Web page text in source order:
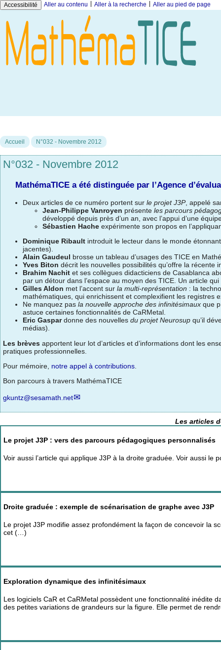
Accessibilité Aller au contenu Aller à la recherche Aller au pied de page
Accueil N°032 - Novembre 2012
N°032 - Novembre 2012
MathémaTICE a été distinguée par l’Agence
Deux articles de ce numéro portent sur le projet J3P, appelé
Jean-Philippe Vanroyen présente les parcours
développé depuis près d’un an, avec l’appui d’une
Sébastien Hache expérimente son propos en
Dominique Ribault introduit le lecteur dans le monde
jacentes).
Alain Gaudeul brosse un tableau d’usages des TICE en
Yves Biton décrit les nouvelles possibilités qu’offre la récente
Brahim Nachit et ses collègues didacticiens de Casablanca
par un détour dans l’espace au moyen des TICE. Un article
Gilles Aldon met l’accent sur la multi-représentation : la
mathématiques, qui enrichissent et complexifient les registres
Ne manquez pas la nouvelle approche des infinitésimaux que
astuce certaines fonctionnalités de CaRMetal.
Eric Gaspardonne des nouvelles du projet Neurosup qu’il
médias).
Les brèves apportent leur lot d’articles et d’informations dont les
pratiques professionnelles.
Pour mémoire, notre appel à contributions
Bon parcours à travers MathémaTICE
gkuntz@sesamath.net
Les articles
Le projet J3P : vers des parcours pédagogiques personnalisés
Voir aussi l’article qui applique J3P à la droite graduée. Voir aussi
Droite graduée : exemple de scénarisation de graphe avec J3P
Le projet J3P modifie assez profondément la façon de concevoir la
cet (…)
Exploration dynamique des infinitésimaux
Les logiciels CaR et CaRMetal possèdent une fonctionnalité inédite
des petites variations de grandeurs sur la figure. Elle permet de